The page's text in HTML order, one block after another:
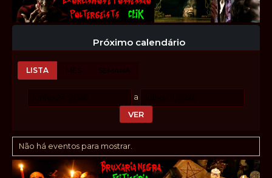
Próximo calendário
LISTA MÊS SEMANA
a
Não há eventos para mostrar.